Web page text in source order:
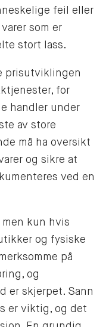
feil eller
som er
stort lass.
prisutviklingen
for
handler under
av store
må ha oversikt
og sikre at
ved en
men kun hvis
og fysiske
på
og
er skjerpet. Sann
er viktig, og det